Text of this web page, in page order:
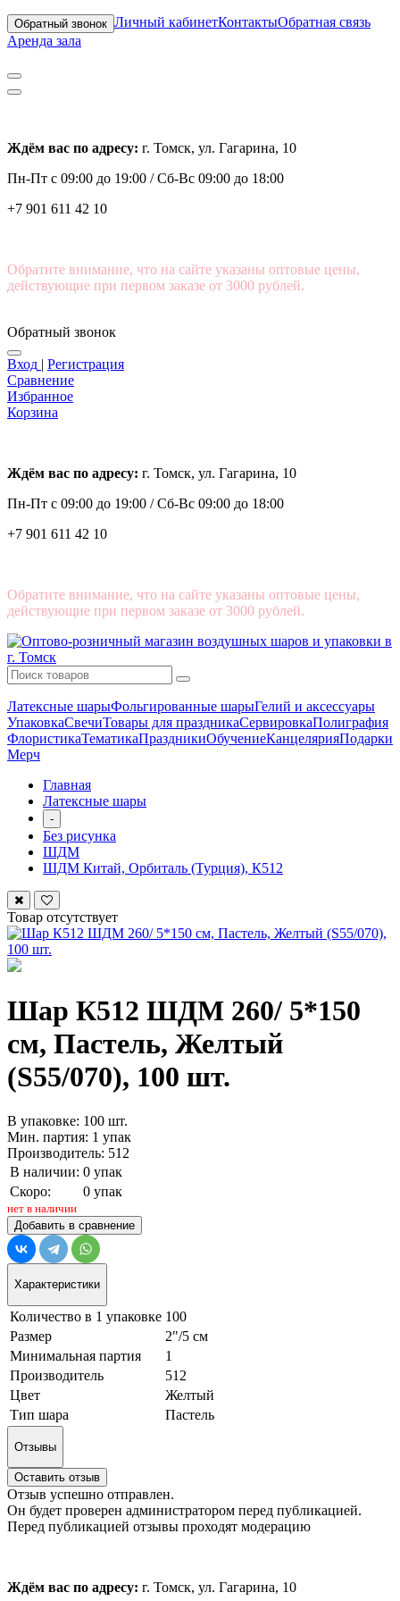
Обратный звонок Личный кабинетКонтактыОбратная связь
Аренда зала
Ждём вас по адресу: г. Томск, ул. Гагарина, 10
Пн-Пт с 09:00 до 19:00 /Сб-Вс 09:00 до 18:00
+7 901 611 42 10
Обратите внимание, что на сайте указаны оптовые цены,
действующие при первом заказе от 3000 рублей.
Обратный звонок
Вход | Регистрация
Сравнение
Избранное
Корзина
Ждём вас по адресу: г. Томск, ул. Гагарина, 10
Пн-Пт с 09:00 до 19:00 /Сб-Вс 09:00 до 18:00
+7 901 611 42 10
Обратите внимание, что на сайте указаны оптовые цены,
действующие при первом заказе от 3000 рублей.
Латексные шарыФольгированные шарыГелий и аксессуары
УпаковкаСвечиТовары для праздникаСервировкаПолиграфия
ФлористикаТематикаПраздникиОбучениеКанцелярияПодарки
Мерч
Главная
Латексные шары
-
Без рисунка
ШДМ
ШДМ Китай, Орбиталь (Турция), К512
Товар отсутствует
Шар К512 ШДМ 260/ 5*150
см, Пастель, Желтый
(S55/070), 100 шт.
В упаковке: 100 шт.
Мин. партия: 1 упак
Производитель: 512
В наличии: 0 упак
Скоро:
0 упак
нет в наличии
Добавить в сравнение
Характеристики
Количество в 1 упаковке 100
Размер
2"/5 см
Минимальная партия
1
Производитель
512
Цвет
Желтый
Тип шара
Пастель
Отзывы
Оставить отзыв
Отзыв успешно отправлен.
Он будет проверен администратором перед публикацией.
Перед публикацией отзывы проходят модерацию
Ждём вас по адресу: г. Томск, ул. Гагарина, 10